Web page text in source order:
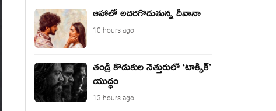
ఆహాలో అదరగొడుతున్న దీవానా
10 hours ago
తండ్రీ కొడుకుల నెత్తురులో ‘టాక్సిక్’
యుద్ధం
13 hours ago